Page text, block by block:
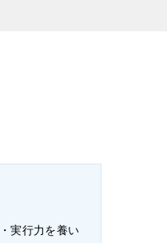
実行力を養い